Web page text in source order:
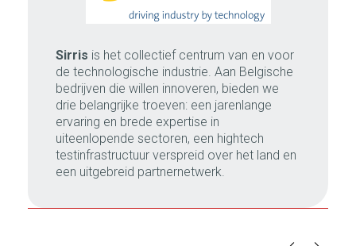
Sirris is het collectief centrum van en voor
de technologische industrie. Aan Belgische
bedrijven die willen innoveren, bieden we
drie belangrijke troeven: een jarenlange
ervaring en brede expertise in
uiteenlopende sectoren, een hightech
testinfrastructuur verspreid over het land en
een uitgebreid partnernetwerk.